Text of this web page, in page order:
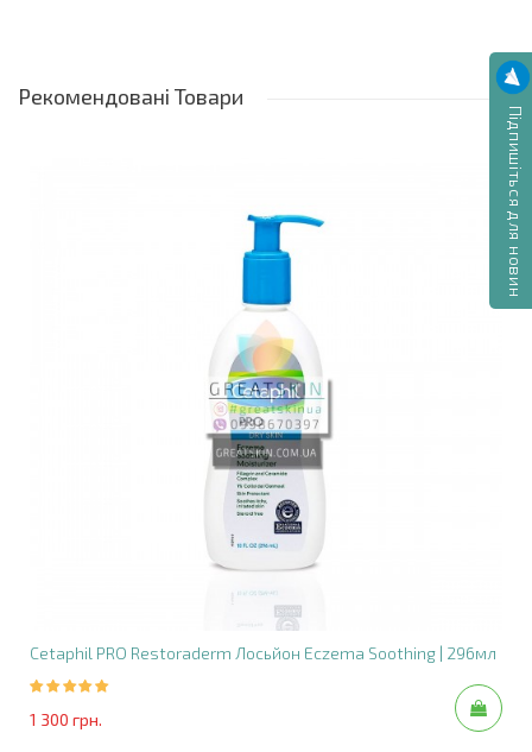
Підпишіться для новин
вода, коко-каприлат/капрат, ніацинамід,
тригліцерид, гліцерин, пантенол, ксантанова камедь,
лізолецитин, склероційна камедь, бакухіол,
гідроксіацетофенон, глюконат цинку, пулулан, 1,2-
гександіол, каприлілгліколь, фітат натрію, діоксид
кремнію, пантолактон, лимонна кислота. (КОД
Нанесіть Purifide сироватку безпосередньо на уражені
ділянки шкіри на очищену суху шкіру.
Використовувати вранці + ввечері. Після цього нанесіть
відповідний денний або нічний зволожуючий крем.
Рекомендовані Товари
Cetaphil PRO Restoraderm Лосьйон Eczema Soothing | 296мл
1 300 грн.